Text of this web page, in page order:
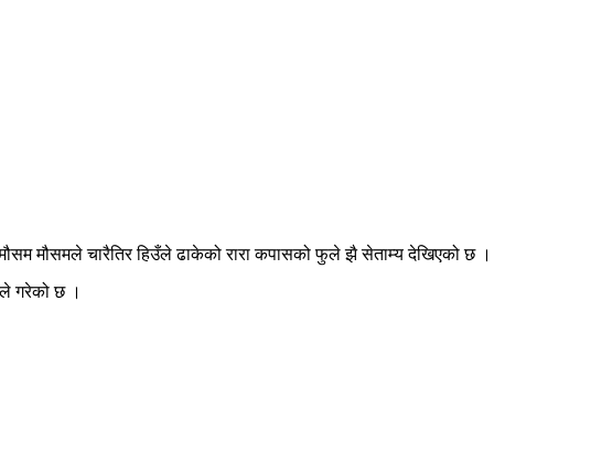
मौसमले चारैतिर हिउँले ढाकेको रारा कपासको फुले झै सेताम्य देखिएको छ ।
गरेको छ ।